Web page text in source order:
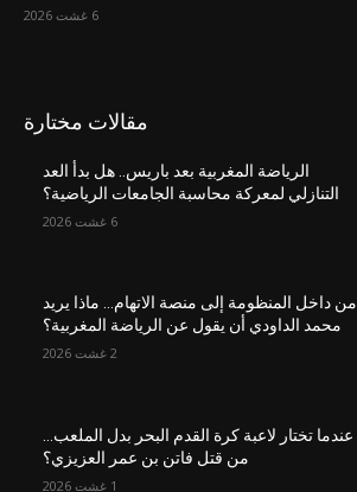
6 غشت 2026
مقالات مختارة
الرياضة المغربية بعد باريس.. هل بدأ العد
التنازلي لمعركة محاسبة الجامعات الرياضية؟
6 غشت 2026
من داخل المنظومة إلى منصة الاتهام… ماذا يريد
محمد الداودي أن يقول عن الرياضة المغربية؟
2 غشت 2026
عندما تختار لاعبة كرة القدم البحر بدل الملعب…
من قتل فاتن بن عمر العزيزي؟
1 غشت 2026